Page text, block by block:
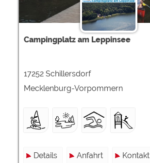
Campingplatz am Leppinsee
17252 Schillersdorf
Mecklenburg-Vorpommern
Details Anfahrt Kontakt